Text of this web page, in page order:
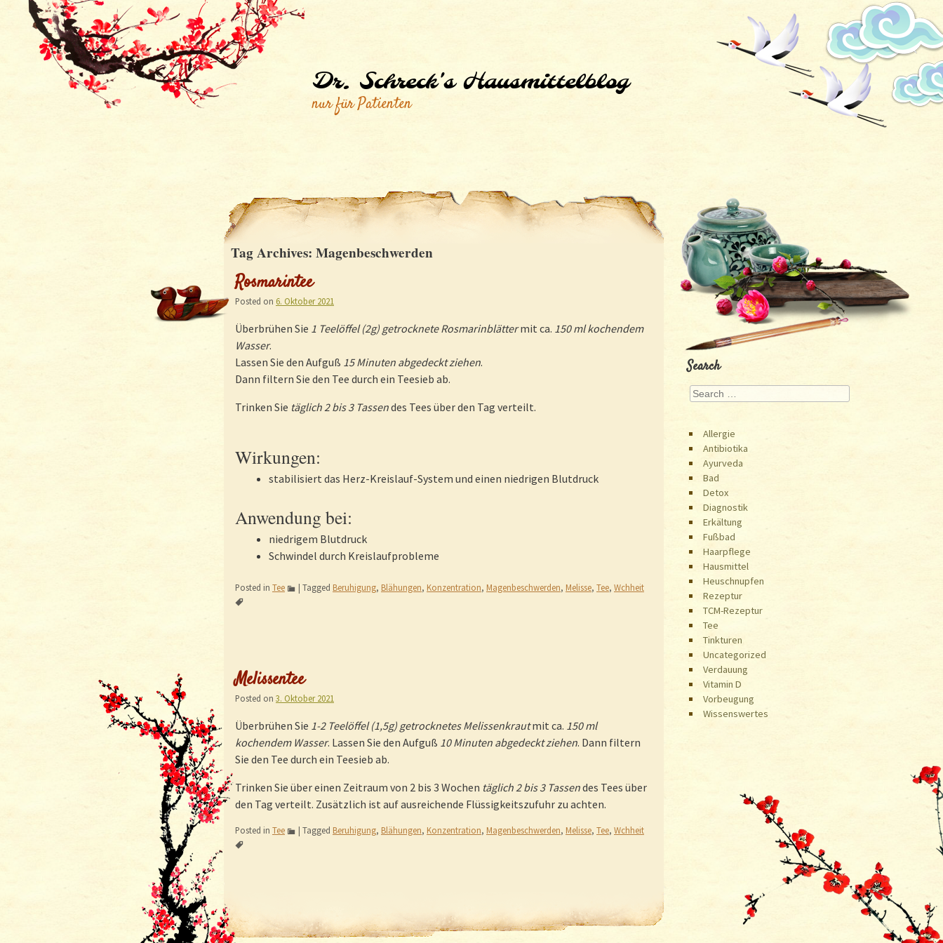
Dr. Schreck's Hausmittelblog
nur für Patienten
Tag Archives: Magenbeschwerden
Rosmarintee
Posted on 6. Oktober 2021
Überbrühen Sie 1 Teelöffel (2g) getrocknete Rosmarinblättermit ca. 150 ml kochendem
Wasser.
Lassen Sie den Aufguß 15 Minuten abgedeckt ziehen.
Dann filtern Sie den Tee durch ein Teesieb ab.
Trinken Sie täglich 2 bis 3 Tassendes Tees über den Tag verteilt.
Wirkungen:
stabilisiert das Herz-Kreislauf-System und einen niedrigen Blutdruck
Anwendung bei:
niedrigem Blutdruck
Schwindel durch Kreislaufprobleme
Posted in Tee | Tagged Beruhigung, Blähungen, Konzentration, Magenbeschwerden, Melisse, Tee, Wchheit
Melissentee
Posted on 3. Oktober 2021
Überbrühen Sie 1-2 Teelöffel (1,5g) getrocknetes Melissenkrautmit ca. 150 ml
kochendem Wasser. Lassen Sie den Aufguß 10 Minuten abgedeckt ziehen. Dann filtern
Sie den Tee durch ein Teesieb ab.
Trinken Sie über einen Zeitraum von 2 bis 3 Wochen täglich 2 bis 3 Tassendes Tees über
den Tag verteilt. Zusätzlich ist auf ausreichende Flüssigkeitszufuhr zu achten.
Posted in Tee | Tagged Beruhigung, Blähungen, Konzentration, Magenbeschwerden, Melisse, Tee, Wchheit
Post navigation
Search
Search
Allergie
Antibiotika
Ayurveda
Bad
Detox
Diagnostik
Erkältung
Fußbad
Haarpflege
Hausmittel
Heuschnupfen
Rezeptur
TCM-Rezeptur
Tee
Tinkturen
Uncategorized
Verdauung
Vitamin D
Vorbeugung
Wissenswertes